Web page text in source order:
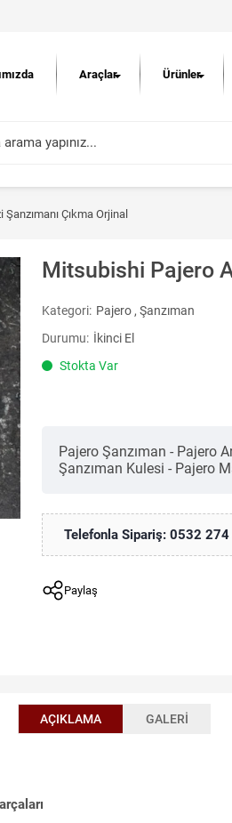
Araçlar Ürünler
Çıkma Orjinal
Mitsubishi Pajero
Kategori: Pajero , Şanzıman
Durumu: İkinci El
Stokta Var
Pajero Şanzıman - Pajero
Şanzıman Kulesi - Pajero
Telefonla Sipariş: 0532
Paylaş
AÇIKLAMA GALERI